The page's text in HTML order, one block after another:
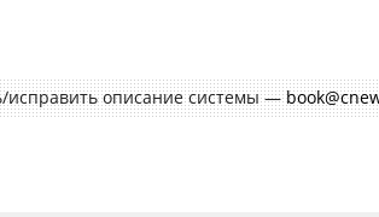
исправить описание системы —